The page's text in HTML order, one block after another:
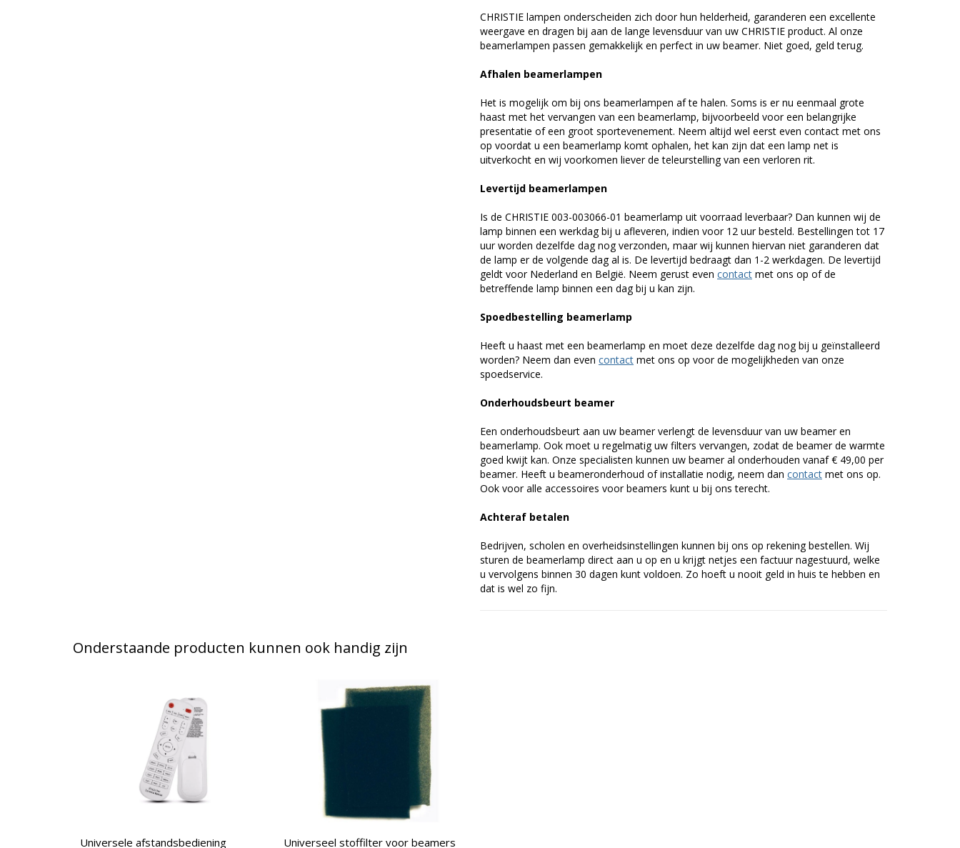
CHRISTIE lampen onderscheiden zich door hun helderheid, garanderen een excellente
weergave en dragen bij aan de lange levensduur van uw CHRISTIE product. Al onze
beamerlampen passen gemakkelijk en perfect in uw beamer. Niet goed, geld terug.
Afhalen beamerlampen
Het is mogelijk om bij ons beamerlampen af te halen. Soms is er nu eenmaal grote
haast met het vervangen van een beamerlamp, bijvoorbeeld voor een belangrijke
presentatie of een groot sportevenement. Neem altijd wel eerst even contact met ons
op voordat u een beamerlamp komt ophalen, het kan zijn dat een lamp net is
uitverkocht en wij voorkomen liever de teleurstelling van een verloren rit.
Levertijd beamerlampen
Is de CHRISTIE 003-003066-01 beamerlamp uit voorraad leverbaar? Dan kunnen wij de
lamp binnen een werkdag bij u afleveren, indien voor 12 uur besteld. Bestellingen tot 17
uur worden dezelfde dag nog verzonden, maar wij kunnen hiervan niet garanderen dat
de lamp er de volgende dag al is. De levertijd bedraagt dan 1-2 werkdagen. De levertijd
geldt voor Nederland en België. Neem gerust even contact met ons op of de
betreffende lamp binnen een dag bij u kan zijn.
Spoedbestelling beamerlamp
Heeft u haast met een beamerlamp en moet deze dezelfde dag nog bij u geïnstalleerd
worden? Neem dan even contact met ons op voor de mogelijkheden van onze
spoedservice.
Onderhoudsbeurt beamer
Een onderhoudsbeurt aan uw beamer verlengt de levensduur van uw beamer en
beamerlamp. Ook moet u regelmatig uw filters vervangen, zodat de beamer de warmte
goed kwijt kan. Onze specialisten kunnen uw beamer al onderhouden vanaf € 49,00 per
beamer. Heeft u beameronderhoud of installatie nodig, neem dan contact met ons op.
Ook voor alle accessoires voor beamers kunt u bij ons terecht.
Achteraf betalen
Bedrijven, scholen en overheidsinstellingen kunnen bij ons op rekening bestellen. Wij
sturen de beamerlamp direct aan u op en u krijgt netjes een factuur nagestuurd, welke
u vervolgens binnen 30 dagen kunt voldoen. Zo hoeft u nooit geld in huis te hebben en
dat is wel zo fijn.
Onderstaande producten kunnen ook handig zijn
Universele afstandsbediening Universeel stoffilter voor beamers